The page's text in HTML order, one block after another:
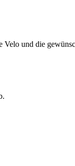
Velo und die